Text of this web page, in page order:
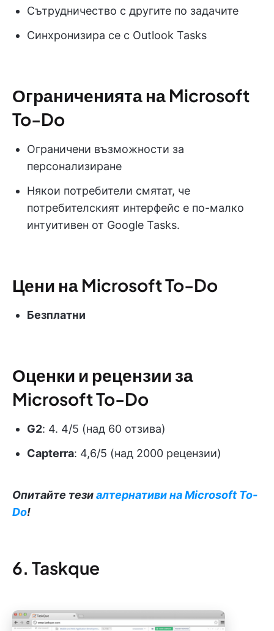
Сътрудничество с другите по задачите
Синхронизира се с Outlook Tasks
Ограниченията на Microsoft
To-Do
Ограничени възможности за
персонализиране
Някои потребители смятат, че
потребителският интерфейс е по-малко
интуитивен от Google Tasks.
Цени на Microsoft To-Do
Безплатни
Оценки и рецензии за
Microsoft To-Do
G2: 4. 4/5 (над 60 отзива)
Capterra: 4,6/5 (над 2000 рецензии)
Опитайте тезиалтернативи на Microsoft To-
Do!
6. Taskque